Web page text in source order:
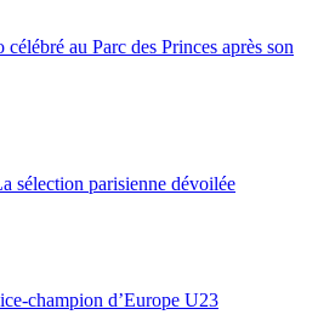
au Parc des Princes après son
sélection parisienne dévoilée
champion d’Europe U23